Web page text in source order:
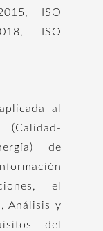
ISO
ISO
al
de
el
Análisis y
del